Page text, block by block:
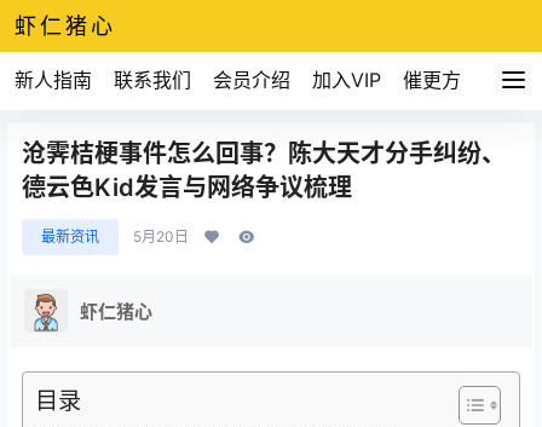
虾仁猪心
新人指南 联系我们 会员介绍 加入VIP 催更方式
沧霁桔梗事件怎么回事？陈大天才分手纠纷、
德云色Kid发言与网络争议梳理
最新资讯 5月20日
虾仁猪心
目录